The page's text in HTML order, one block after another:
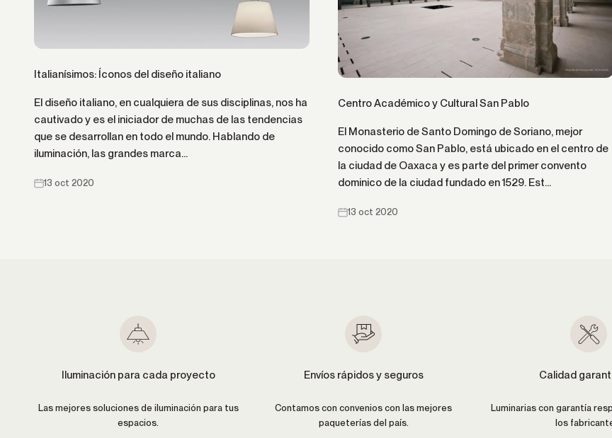
Italianísimos: Íconos del diseño italiano
El diseño italiano, en cualquiera de sus disciplinas, nos ha
cautivado y es el iniciador de muchas de las tendencias
que se desarrollan en todo el mundo. Hablando de
iluminación, las grandes marca...
13 oct 2020
Centro Académico y Cultural San Pablo
El Monasterio de Santo Domingo de Soriano, mejor
conocido como San Pablo, está ubicado en el centro de
la ciudad de Oaxaca y es parte del primer convento
dominico de la ciudad fundado en 1529. Est...
13 oct 2020
Iluminación para cada proyecto
Las mejores soluciones de iluminación para tus
espacios.
Envíos rápidos y seguros
Contamos con convenios con las mejores
paqueterías del país.
Calidad
Luminarias con garantía
los